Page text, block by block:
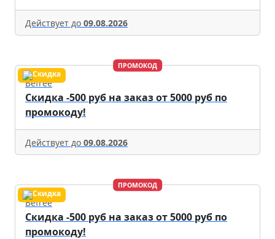
Действует до 09.08.2026
ПРОМОКОД
Befree
Скидка -500 руб на заказ от 5000 руб по
промокоду!
Действует до 09.08.2026
ПРОМОКОД
Befree
Скидка -500 руб на заказ от 5000 руб по
промокоду!